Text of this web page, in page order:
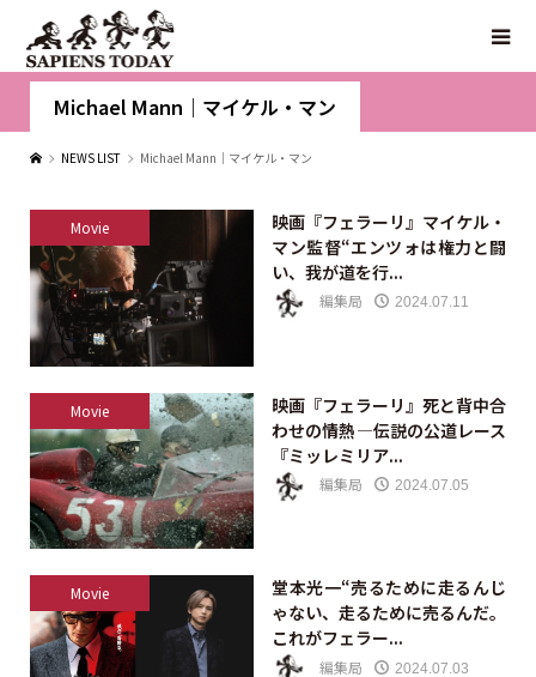
Michael Mann｜マイケル・マン
NEWS LIST Michael Mann｜マイケル・マン
Movie
映画『フェラーリ』マイケル・
マン監督“エンツォは権力と闘
い、我が道を行...
編集局 2024.07.11
Movie
映画『フェラーリ』死と背中合
わせの情熱—伝説の公道レース
『ミッレミリア...
編集局 2024.07.05
Movie
堂本光一“売るために走るんじ
ゃない、走るために売るんだ。
これがフェラー...
編集局 2024.07.03